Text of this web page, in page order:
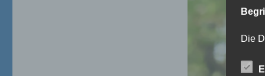
Die